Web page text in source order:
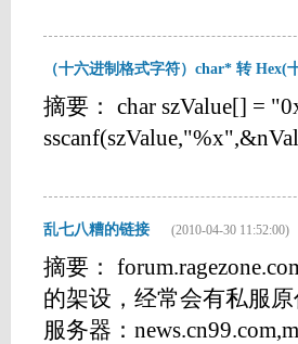
（十六进制格式字符）char* 转 Hex(
摘要： char szValue[] =
乱七八糟的链接 (2010-04-30 11:52:00)
摘要：
的架设，经常会有私服
服务器：